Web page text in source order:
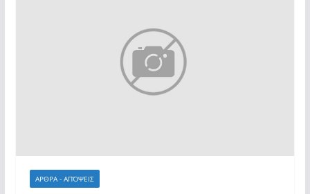
ΑΡΘΡΑ - ΑΠΌΨΕΙΣ